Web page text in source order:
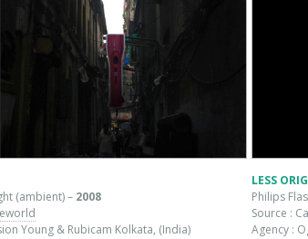
(ambient) – 2008
Young & Rubicam Kolkata, (India)
LESS
Philips
Source :
Agency :